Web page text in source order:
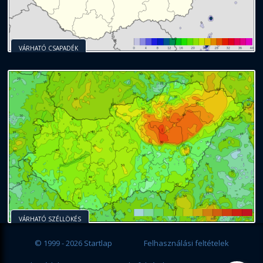
VÁRHATÓ CSAPADÉK
VÁRHATÓ SZÉLLÖKÉS
© 1999 - 2026 Startlap Felhasználási feltételek